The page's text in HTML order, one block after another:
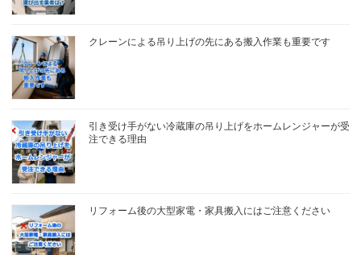
クレーンによる吊り上げの先にある搬入作業も重要です
引き受け手がない冷蔵庫の吊り上げをホームレンジャーが受
注できる理由
リフォーム後の大型家電・家具搬入にはご注意ください